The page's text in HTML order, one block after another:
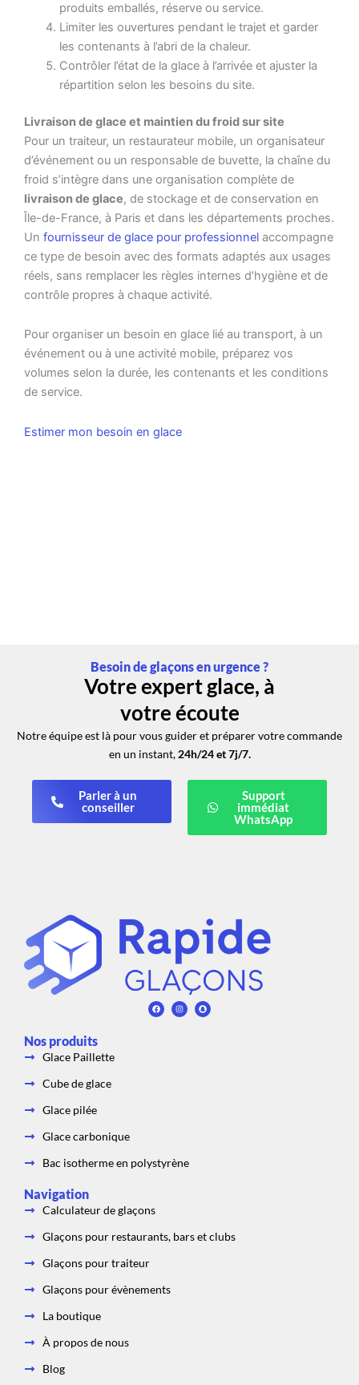
produits emballés, réserve ou service.
Limiter les ouvertures pendant le trajet et garder
les contenants à l’abri de la chaleur.
Contrôler l’état de la glace à l’arrivée et ajuster la
répartition selon les besoins du site.
Livraison de glace et maintien du froid sur site
Pour un traiteur, un restaurateur mobile, un organisateur
d’événement ou un responsable de buvette, la chaîne du
froid s’intègre dans une organisation complète de
livraison de glace, de stockage et de conservation en
Île-de-France, à Paris et dans les départements proches.
Un fournisseur de glace pour professionnel accompagne
ce type de besoin avec des formats adaptés aux usages
réels, sans remplacer les règles internes d’hygiène et de
contrôle propres à chaque activité.
Pour organiser un besoin en glace lié au transport, à un
événement ou à une activité mobile, préparez vos
volumes selon la durée, les contenants et les conditions
de service.
Estimer mon besoin en glace
Besoin de glaçons en urgence ?
Votre expert glace, à
votre écoute
Notre équipe est là pour vous guider et préparer votre commande
en un instant, 24h/24 et 7j/7.
Parler à un
conseiller
Support
immédiat
WhatsApp
F
a
c
I
n
s
S
n
a
Nos produits
Glace Paillette
Cube de glace
Glace pilée
Glace carbonique
Bac isotherme en polystyrène
Navigation
Calculateur de glaçons
Glaçons pour restaurants, bars et clubs
Glaçons pour traiteur
Glaçons pour évènements
La boutique
À propos de nous
Blog